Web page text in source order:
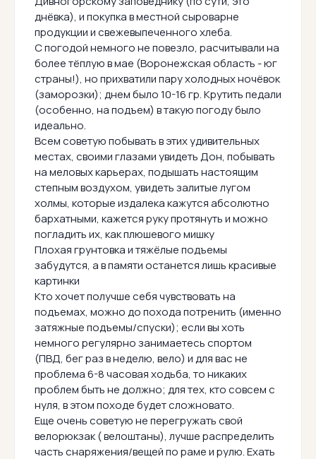
днёвка), и покупка в местной сыроварне
продукции и свежевыпеченного хлеба.
С погодой немного не повезло, расчитывали на
более тёплую в мае (Воронежская область - юг
страны!), но прихватили пару холодных ночёвок
(заморозки); днем было 10-16 гр. Крутить педали
(особенно, на подъем) в такую погоду было
идеально.
Всем советую побывать в этих удивительных
местах, своими глазами увидеть Дон, побывать
на меловых карьерах, подышать настоящим
степным воздухом, увидеть залитые лугом
холмы, которые издалека кажутся абсолютно
бархатными, кажется руку протянуть и можно
погладить их, как плюшевого мишку
Плохая грунтовка и тяжёлые подъемы
забудутся, а в памяти останется лишь красивые
картинки
Кто хочет получше себя чувствовать на
подъемах, можно до похода потренить (именно
затяжные подъемы/спуски); если вы хоть
немного регулярно занимаетесь спортом
(ПВД, бег раз в неделю, вело) и для вас не
проблема 6-8 часовая ходьба, то никаких
проблем быть не должно; для тех, кто совсем с
нуля, в этом походе будет сложновато.
Еще очень советую не перегружать свой
велорюкзак ( велоштаны), лучше распределить
часть снаряжения/вещей по раме и рулю. Ехать